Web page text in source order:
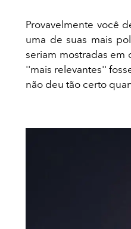
Provavelmente você
uma de suas mais
seriam mostradas em
''mais relevantes''
não deu tão certo